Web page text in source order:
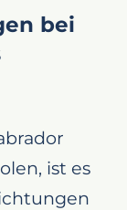
bei
ist es